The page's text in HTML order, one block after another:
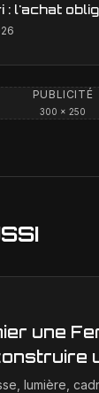
: l'achat
réalité ?
PUBLICITÉ
300 × 250
une
raconte
lumière,